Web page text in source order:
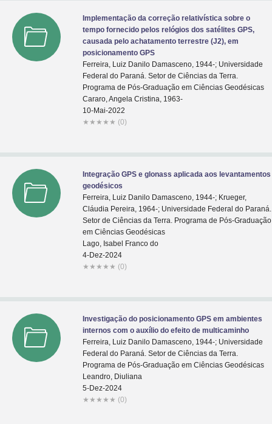
Implementação da correção relativística sobre o
tempo fornecido pelos relógios dos satélites GPS,
causada pelo achatamento terrestre (J2), em
posicionamento GPS
Ferreira, Luiz Danilo Damasceno, 1944-; Universidade
Federal do Paraná. Setor de Ciências da Terra.
Programa de Pós-Graduação em Ciências Geodésicas
Cararo, Angela Cristina, 1963-
10-Mai-2022
★ ★ ★ ★ ★ (0)
Integração GPS e glonass aplicada aos levantamentos
geodésicos
Ferreira, Luiz Danilo Damasceno, 1944-; Krueger,
Cláudia Pereira, 1964-; Universidade Federal do Paraná.
Setor de Ciências da Terra. Programa de Pós-Graduação
em Ciências Geodésicas
Lago, Isabel Franco do
4-Dez-2024
★ ★ ★ ★ ★ (0)
Investigação do posicionamento GPS em ambientes
internos com o auxílio do efeito de multicaminho
Ferreira, Luiz Danilo Damasceno, 1944-; Universidade
Federal do Paraná. Setor de Ciências da Terra.
Programa de Pós-Graduação em Ciências Geodésicas
Leandro, Diuliana
5-Dez-2024
★ ★ ★ ★ ★ (0)